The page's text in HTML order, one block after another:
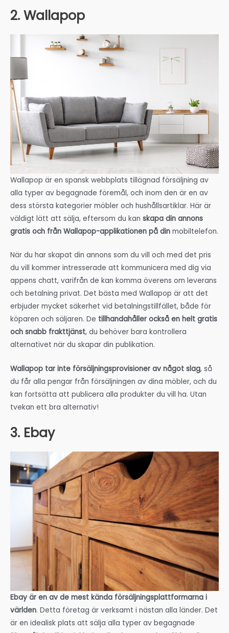
2. Wallapop
Wallapop är en spansk webbplats tillägnad försäljning av
alla typer av begagnade föremål, och inom den är en av
dess största kategorier möbler och hushållsartiklar. Här är
väldigt lätt att sälja, eftersom du kan skapa din annons
gratis och från Wallapop-applikationen på din mobiltelefon.
När du har skapat din annons som du vill och med det pris
du vill kommer intresserade att kommunicera med dig via
appens chatt, varifrån de kan komma överens om leverans
och betalning privat. Det bästa med Wallapop är att det
erbjuder mycket säkerhet vid betalningstillfället, både för
köparen och säljaren. De tillhandahåller också en helt gratis
och snabb frakttjänst, du behöver bara kontrollera
alternativet när du skapar din publikation.
Wallapop tar inte försäljningsprovisioner av något slag, så
du får alla pengar från försäljningen av dina möbler, och du
kan fortsätta att publicera alla produkter du vill ha. Utan
tvekan ett bra alternativ!
3. Ebay
Ebay är en av de mest kända försäljningsplattformarna i
världen. Detta företag är verksamt i nästan alla länder. Det
är en idealisk plats att sälja alla typer av begagnade